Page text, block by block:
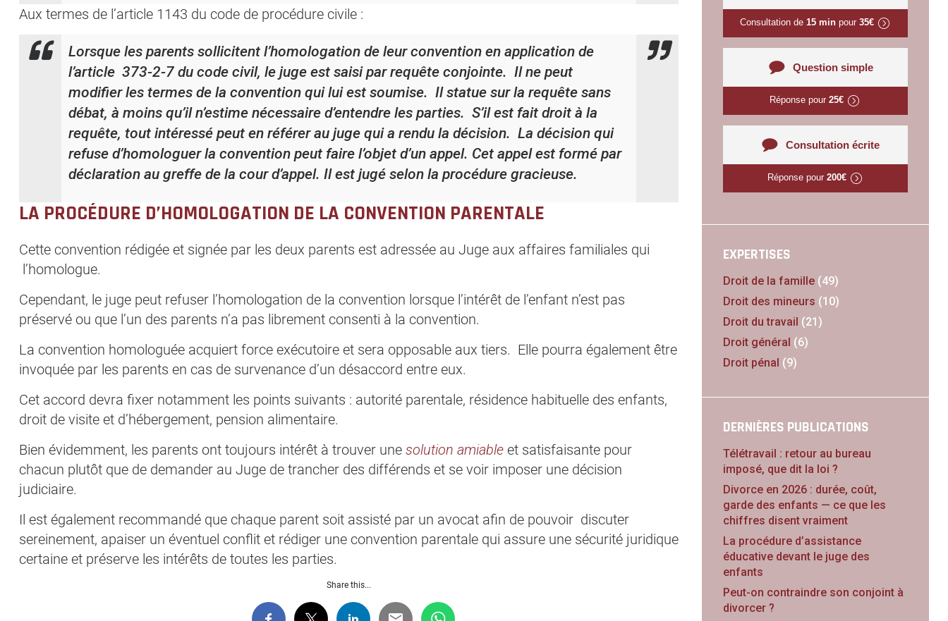
Aux termes de l’article 1143 du code de procédure civile :
Lorsque les parents sollicitent l’homologation de leur convention en application de
l’article 373-2-7 du code civil, le juge est saisi par requête conjointe. Il ne peut
modifier les termes de la convention qui lui est soumise. Il statue sur la requête sans
débat, à moins qu’il n’estime nécessaire d’entendre les parties. S’il est fait droit à la
requête, tout intéressé peut en référer au juge qui a rendu la décision. La décision qui
refuse d’homologuer la convention peut faire l’objet d’un appel. Cet appel est formé par
déclaration au greffe de la cour d’appel. Il est jugé selon la procédure gracieuse.
LA PROCÉDURE D’HOMOLOGATION DE LA CONVENTION PARENTALE
Cette convention rédigée et signée par les deux parents est adressée au Juge aux affaires familiales qui
l’homologue.
Cependant, le juge peut refuser l’homologation de la convention lorsque l’intérêt de l’enfant n’est pas
préservé ou que l’un des parents n’a pas librement consenti à la convention.
La convention homologuée acquiert force exécutoire et sera opposable aux tiers. Elle pourra également être
invoquée par les parents en cas de survenance d’un désaccord entre eux.
Cet accord devra fixer notamment les points suivants : autorité parentale, résidence habituelle des enfants,
droit de visite et d’hébergement, pension alimentaire.
Bien évidemment, les parents ont toujours intérêt à trouver une solution amiableet satisfaisante pour
chacun plutôt que de demander au Juge de trancher des différends et se voir imposer une décision
judiciaire.
Il est également recommandé que chaque parent soit assisté par un avocat afin de pouvoir discuter
sereinement, apaiser un éventuel conflit et rédiger une convention parentale qui assure une sécurité juridique
certaine et préserve les intérêts de toutes les parties.
Share this...
Consultation de 15 minpour 35€
Question simple
Réponse pour25€
Consultation écrite
Réponse pour 200€
EXPERTISES
Droit de la famille(49)
Droit des mineurs (10)
Droit du travail (21)
Droit général (6)
Droit pénal (9)
DERNIÈRES PUBLICATIONS
Télétravail : retour au bureau
imposé, que dit la loi ?
Divorce en 2026 : durée, coût,
garde des enfants — ce que les
chiffres disent vraiment
La procédure d’assistance
éducative devant le juge des
enfants
Peut-on contraindre son conjoint à
divorcer ?